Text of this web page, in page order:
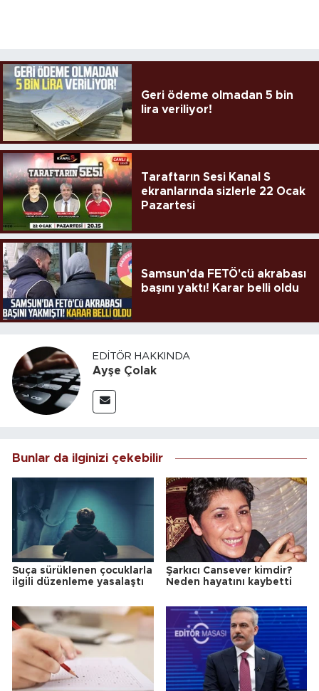
Geri ödeme olmadan 5 bin
lira veriliyor!
Taraftarın Sesi Kanal S
ekranlarında sizlerle 22 Ocak
Pazartesi
Samsun'da FETÖ'cü akrabası
başını yaktı! Karar belli oldu
EDITÖR HAKKINDA
Ayşe Çolak
Bunlar da ilginizi çekebilir
Suça sürüklenen çocuklarla
ilgili düzenleme yasalaştı
Şarkıcı Cansever kimdir?
Neden hayatını kaybetti